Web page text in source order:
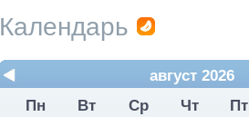
Календарь
август 2026
Пн
Вт Ср Чт Пт